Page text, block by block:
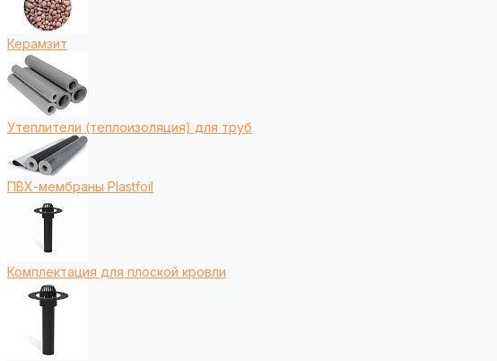
Керамзит
Утеплители (теплоизоляция) для труб
ПВХ-мембраны Plastfoil
Комплектация для плоской кровли